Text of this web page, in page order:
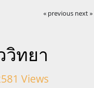
« previous next »
ทยา
Views